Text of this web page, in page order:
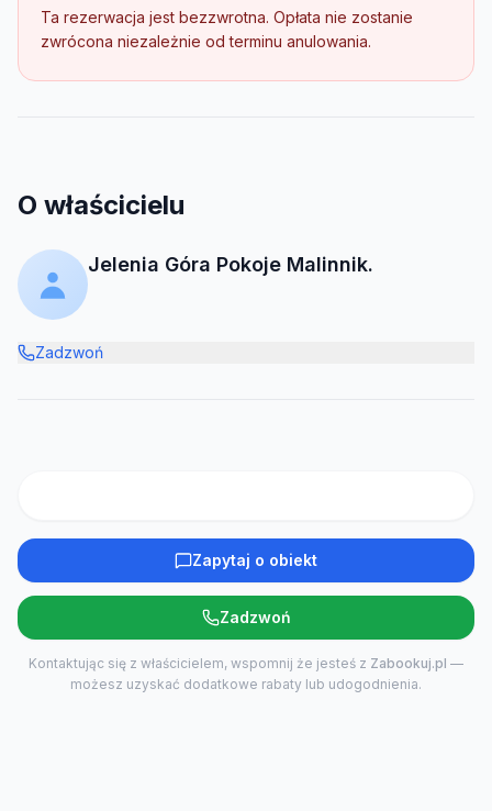
Ta rezerwacja jest bezzwrotna. Opłata nie zostanie
zwrócona niezależnie od terminu anulowania.
O właścicielu
Jelenia Góra Pokoje Malinnik.
Zadzwoń
Zapytaj o obiekt
Zadzwoń
Kontaktując się z właścicielem, wspomnij że jesteś z Zabookuj.pl —
możesz uzyskać dodatkowe rabaty lub udogodnienia.